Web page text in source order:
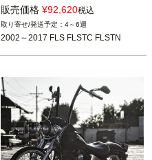
Factory47（ファクトリー47）
販売価格 ¥92,620税込
4～6週
2002～2017 FLS FLSTC FLSTN